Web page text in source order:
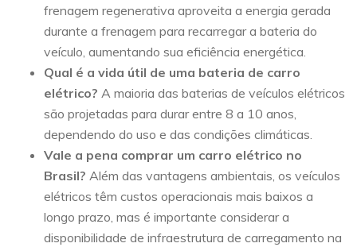
frenagem regenerativa aproveita a energia gerada
durante a frenagem para recarregar a bateria do
veículo, aumentando sua eficiência energética.
Qual é a vida útil de uma bateria de carro
elétrico? A maioria das baterias de veículos elétricos
são projetadas para durar entre 8 a 10 anos,
dependendo do uso e das condições climáticas.
Vale a pena comprar um carro elétrico no
Brasil? Além das vantagens ambientais, os veículos
elétricos têm custos operacionais mais baixos a
longo prazo, mas é importante considerar a
disponibilidade de infraestrutura de carregamento na